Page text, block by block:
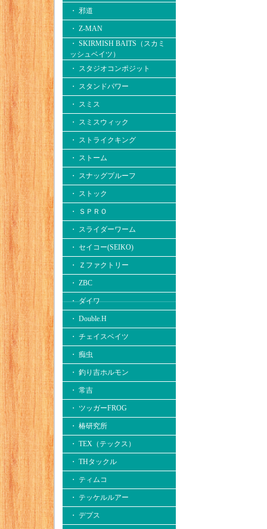
・ 邪道
・ Z-MAN
・ SKIRMISH BAITS（スカミ
ッシュベイツ）
・ スタジオコンポジット
・ スタンドパワー
・ スミス
・ スミスウィック
・ ストライクキング
・ ストーム
・ スナッグプルーフ
・ ストック
・ ＳＰＲＯ
・ スライダーワーム
・ セイコー(SEIKO)
・ Ｚファクトリー
・ ZBC
・ ダイワ
・ Double.H
・ チェイスベイツ
・ 痴虫
・ 釣り吉ホルモン
・ 常吉
・ ツッガーFROG
・ 椿研究所
・ TEX（テックス）
・ THタックル
・ ティムコ
・ テッケルルアー
・ デプス